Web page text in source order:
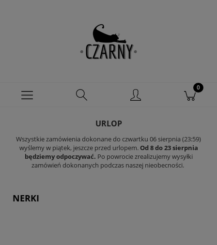
URLOP
Wszystkie zamówienia dokonane do czwartku 06 sierpnia (23:59)
wyślemy w piątek, jeszcze przed urlopem. Od 8 do 23 sierpnia
będziemy odpoczywać. Po powrocie zrealizujemy wysyłki
zamówień dokonanych podczas naszej nieobecności.
NERKI